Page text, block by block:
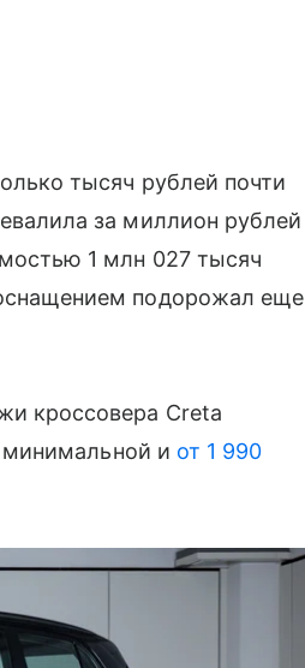
тысяч рублей почти
за миллион рублей
1 млн 027 тысяч
подорожал еще
кроссовера Creta
минимальной и от 1 990